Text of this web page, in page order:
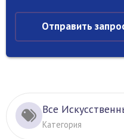
Отправить
Все
Категория